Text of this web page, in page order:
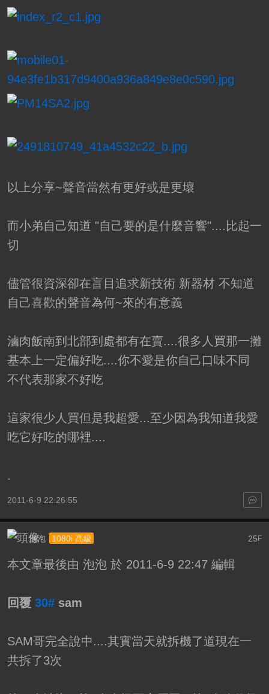
以上分享~聲音當然有更好或是更壞
而小弟自己知道 "自己要的是什麼音響"....比起一
切
儘管很資深卻在盲目追求新技術 新器材 不知道
自己喜歡的聲音為何~來的有意義
滷肉飯南到北部到處都有在賣....很多人買那一攤
基本上一定偏好吃....你不愛是你自己口味不同
不代表那家不好吃
這家很少人買但是我超愛...至少因為我知道我愛
吃它好吃的哪裡....
.
2011-6-9 22:26:55
25F
泡泡 1080i 高級
本文章最後由 泡泡 於 2011-6-9 22:47 編輯
回覆 30# sam
SAM哥完全說中....其實當天就拆機了道現在一
共拆了3次